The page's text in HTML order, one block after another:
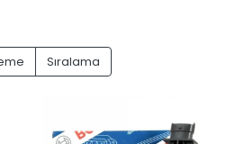
Sıralama